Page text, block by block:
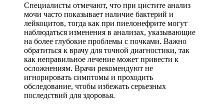
Специалисты отмечают, что при цистите анализ
мочи часто показывает наличие бактерий и
лейкоцитов, тогда как при пиелонефрите могут
наблюдаться изменения в анализах, указывающие
на более глубокие проблемы с почками. Важно
обратиться к врачу для точной диагностики, так
как неправильное лечение может привести к
осложнениям. Врачи рекомендуют не
игнорировать симптомы и проходить
обследование, чтобы избежать серьезных
последствий для здоровья.